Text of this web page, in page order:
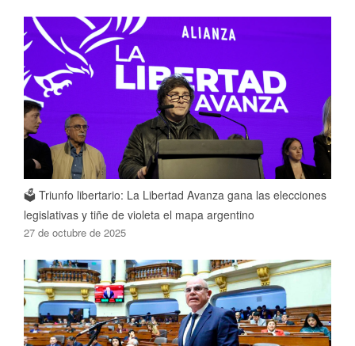
🗳️ Triunfo libertario: La Libertad Avanza gana las elecciones
legislativas y tiñe de violeta el mapa argentino
27 de octubre de 2025